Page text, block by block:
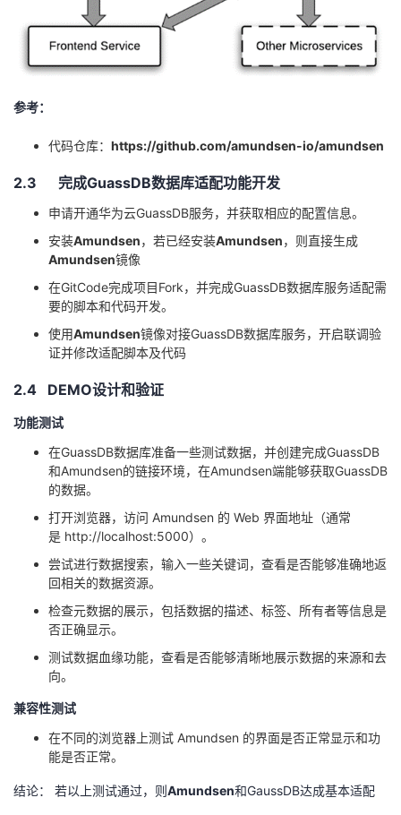
参考：
代码仓库： https://github.com/amundsen-io/amundsen
2.3 完成GuassDB数据库适配功能开发
申请开通华为云GuassDB服务，并获取相应的配置信息。
安装Amundsen，若已经安装Amundsen，则直接生成
Amundsen镜像
在GitCode完成项目Fork，并完成GuassDB数据库服务适配需
要的脚本和代码开发。
使用Amundsen镜像对接GuassDB数据库服务，开启联调验
证并修改适配脚本及代码
2.4 DEMO设计和验证
功能测试
在GuassDB数据库准备一些测试数据，并创建完成GuassDB
和Amundsen的链接环境，在Amundsen端能够获取GuassDB
的数据。
打开浏览器，访问 Amundsen 的 Web 界面地址（通常
是 http://localhost:5000）。
尝试进行数据搜索，输入一些关键词，查看是否能够准确地返
回相关的数据资源。
检查元数据的展示，包括数据的描述、标签、所有者等信息是
否正确显示。
测试数据血缘功能，查看是否能够清晰地展示数据的来源和去
向。
兼容性测试
在不同的浏览器上测试 Amundsen 的界面是否正常显示和功
能是否正常。
结论： 若以上测试通过，则Amundsen和GaussDB达成基本适配